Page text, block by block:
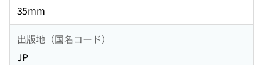
35mm
出版地（国名コード）
JP